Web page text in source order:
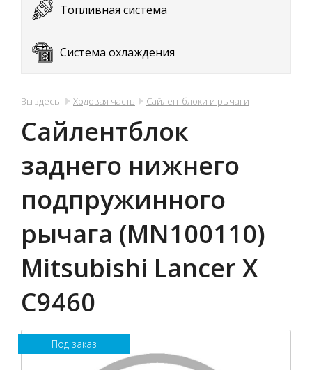
Топливная система
Система охлаждения
Вы здесь: Ходовая часть Сайлентблоки и рычаги
Сайлентблок
заднего нижнего
подпружинного
рычага (MN100110)
Mitsubishi Lancer X
C9460
Под заказ